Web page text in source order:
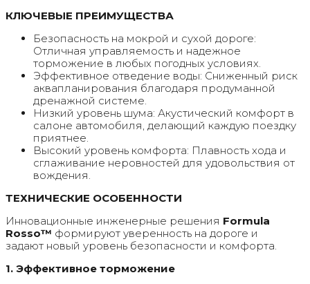
КЛЮЧЕВЫЕ ПРЕИМУЩЕСТВА
Безопасность на мокрой и сухой дороге:
Отличная управляемость и надежное
торможение в любых погодных условиях.
Эффективное отведение воды: Сниженный риск
аквапланирования благодаря продуманной
дренажной системе.
Низкий уровень шума: Акустический комфорт в
салоне автомобиля, делающий каждую поездку
приятнее.
Высокий уровень комфорта: Плавность хода и
сглаживание неровностей для удовольствия от
вождения.
ТЕХНИЧЕСКИЕ ОСОБЕННОСТИ
Инновационные инженерные решения Formula
Rosso™ формируют уверенность на дороге и
задают новый уровень безопасности и комфорта.
1. Эффективное торможение